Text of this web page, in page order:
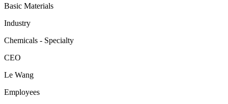
Basic Materials
Industry
Chemicals - Specialty
CEO
Le Wang
Employees